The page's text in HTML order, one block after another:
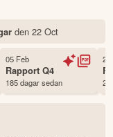
REJL B
Noterad
den 22 Oct
05 Feb
RapportQ4
185 dagar sedan
23